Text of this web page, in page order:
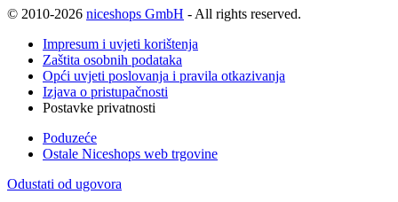
© 2010-2026 niceshops GmbH - All rights reserved.
Impresum i uvjeti korištenja
Zaštita osobnih podataka
Opći uvjeti poslovanja i pravila otkazivanja
Izjava o pristupačnosti
Postavke privatnosti
Poduzeće
Ostale Niceshops web trgovine
Odustati od ugovora